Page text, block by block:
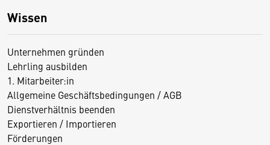
Wissen
Unternehmen gründen
Lehrling ausbilden
1. Mitarbeiter:in
Allgemeine Geschäftsbedingungen / AGB
Dienstverhältnis beenden
Exportieren / Importieren
Förderungen